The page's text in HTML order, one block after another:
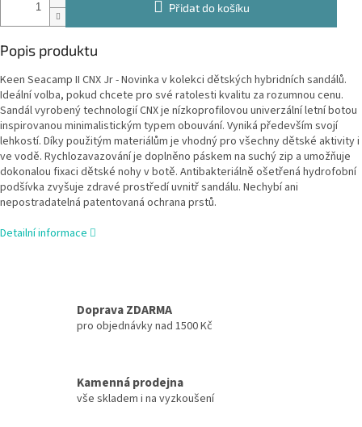
Přidat do košíku
Popis produktu
Keen Seacamp II CNX Jr - Novinka v kolekci dětských hybridních sandálů.
Ideální volba, pokud chcete pro své ratolesti kvalitu za rozumnou cenu.
Sandál vyrobený technologií CNX je nízkoprofilovou univerzální letní botou
inspirovanou minimalistickým typem obouvání. Vyniká především svojí
lehkostí. Díky použitým materiálům je vhodný pro všechny dětské aktivity i
ve vodě. Rychlozavazování je doplněno páskem na suchý zip a umožňuje
dokonalou fixaci dětské nohy v botě. Antibakteriálně ošetřená hydrofobní
podšívka zvyšuje zdravé prostředí uvnitř sandálu. Nechybí ani
nepostradatelná patentovaná ochrana prstů.
Detailní informace
Doprava ZDARMA
pro objednávky nad 1500 Kč
Kamenná prodejna
vše skladem i na vyzkoušení